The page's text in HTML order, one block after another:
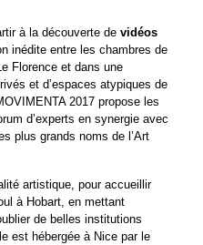
à la découverte de vidéos
inédite entre les chambres de
Florence et dans une
et d’espaces atypiques de
2017 propose les
d’experts en synergie avec
plus grands noms de l’Art
artistique, pour accueillir
à Hobart, en mettant
de belles institutions
est hébergée à Nice par le